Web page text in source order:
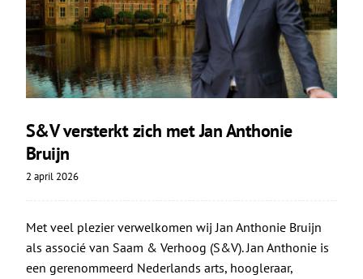
S&V versterkt zich met Jan Anthonie
Bruijn
2 april 2026
Met veel plezier verwelkomen wij Jan Anthonie Bruijn
als associé van Saam & Verhoog (S&V). Jan Anthonie is
een gerenommeerd Nederlands arts, hoogleraar,